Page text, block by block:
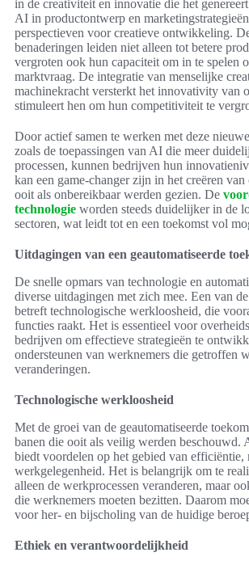
in de creativiteit en innovatie die het
AI in productontwerp en
perspectieven voor creatieve ontwikkeling.
benaderingen leiden niet alleen tot betere
vergroten ook hun capaciteit om in te spelen
marktvraag. De integratie van menselijke
machinekracht versterkt het innovativity van
stimuleert hen om hun competitiviteit te
Door actief samen te werken met deze
zoals de toepassingen van AI die meer
processen, kunnen bedrijven hun
kan een game-changer zijn in het creëren
ooit als onbereikbaar werden gezien. De
technologie worden steeds duidelijker in de
sectoren, wat leidt tot en een toekomst vol
Uitdagingen van een geautomatiseerde
De snelle opmars van technologie en
diverse uitdagingen met zich mee. Een van
betreft technologische werkloosheid, die
functies raakt. Het is essentieel voor
bedrijven om effectieve strategieën te
ondersteunen van werknemers die getroffen
veranderingen.
Technologische werkloosheid
Met de groei van de geautomatiseerde
banen die ooit als veilig werden beschouwd.
biedt voordelen op het gebied van efficiëntie,
werkgelegenheid. Het is belangrijk om te
alleen de werkprocessen veranderen, maar
die werknemers moeten bezitten. Daarom
voor her- en bijscholing van de huidige
Ethiek en verantwoordelijkheid